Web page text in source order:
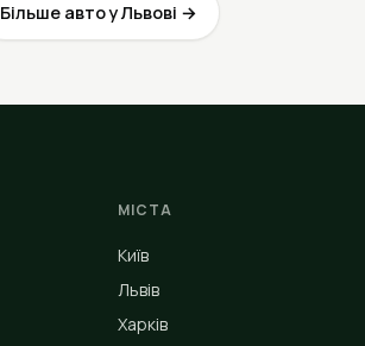
Більше авто у Львові →
МІСТА
Київ
Львів
Харків